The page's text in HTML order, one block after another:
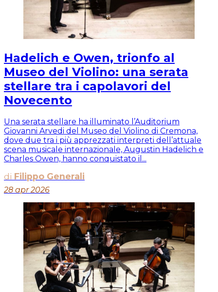
Hadelich e Owen, trionfo al
Museo del Violino: una serata
stellare tra i capolavori del
Novecento
Una serata stellare ha illuminato l’Auditorium
Giovanni Arvedi del Museo del Violino di Cremona,
dove due tra i più apprezzati interpreti dell’attuale
scena musicale internazionale, Augustin Hadelich e
Charles Owen, hanno conquistato il...
di Filippo Generali
28 apr 2026